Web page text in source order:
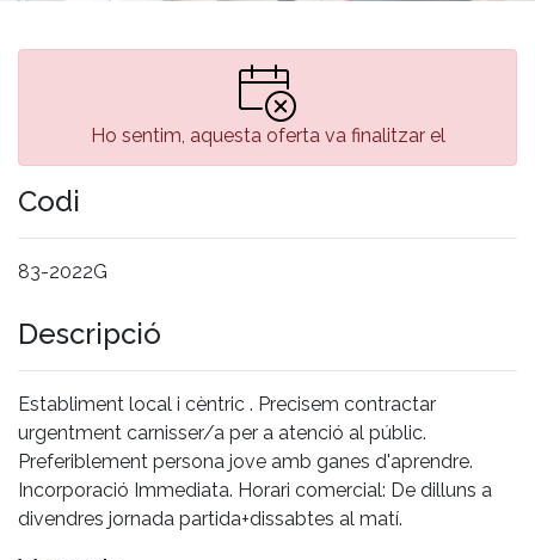
Ho sentim, aquesta oferta va finalitzar el
Codi
83-2022G
Descripció
Establiment local i cèntric . Precisem contractar
urgentment carnisser/a per a atenció al públic.
Preferiblement persona jove amb ganes d'aprendre.
Incorporació Immediata. Horari comercial: De dilluns a
divendres jornada partida+dissabtes al matí.